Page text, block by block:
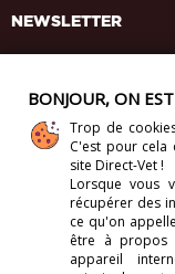
NEWSLETTER
PARTAGE SOCIAL
. .
BONJOUR, ON
Trop de
C'est pour cela
site Direct-Vet !
Lorsque vous
récupérer des
ce qu'on
être à propos
appareil